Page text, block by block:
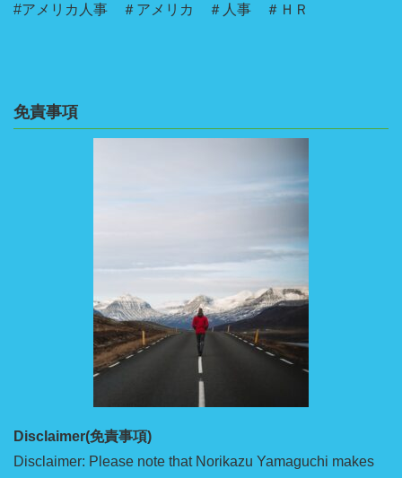
#アメリカ人事 ＃アメリカ ＃人事 ＃ＨＲ
免責事項
Disclaimer(免責事項)
Disclaimer: Please note that Norikazu Yamaguchi makes